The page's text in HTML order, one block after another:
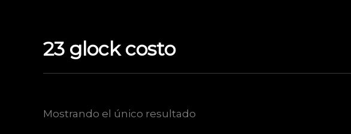
contenido23 glock costo
Mostrando el único resultado